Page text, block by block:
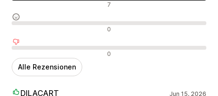
7
0
0
Alle Rezensionen
DILACART Jun 15, 2026